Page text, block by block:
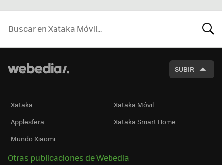
SUBIR
Xataka
Xataka Móvil
Applesfera
Xataka Smart Home
Mundo Xiaomi
Otras publicaciones de Webedia